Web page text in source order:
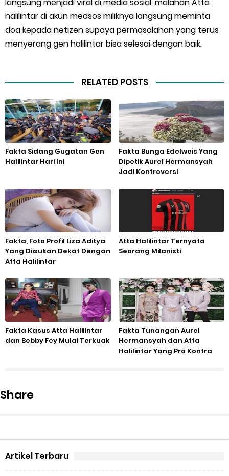
halilintar di akun medsos miliknya langsung meminta
doa kepada netizen supaya permasalahan yang terus
menyerang gen halilintar bisa selesai dengan baik.
RELATED POSTS
Fakta Sidang Gugatan Gen
Halilintar Hari Ini
Fakta Bunga Edelweis Yang
Dipetik Aurel Hermansyah
Jadi Kontroversi
Fakta, Foto Profil Liza Aditya
Yang Diisukan Dekat Dengan
Atta Halilintar
Atta Halilintar Ternyata
Seorang Milanisti
Fakta Kasus Atta Halilintar
dan Bebby Fey Mulai Terkuak
Fakta Tunangan Aurel
Hermansyah dan Atta
Halilintar Yang Pro Kontra
Share
Artikel Terbaru